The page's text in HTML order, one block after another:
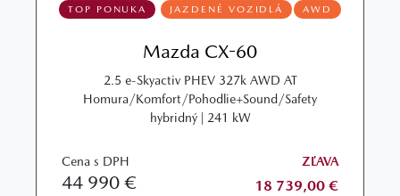
TOP PONUKA JAZDENÉ VOZIDLÁ AWD
Mazda CX-60
2.5 e-Skyactiv PHEV 327k AWD AT
Homura/Komfort/Pohodlie+Sound/Safety
hybridný | 241 kW
Cena s DPH
44 990 €
ZĽAVA
18 739,00 €